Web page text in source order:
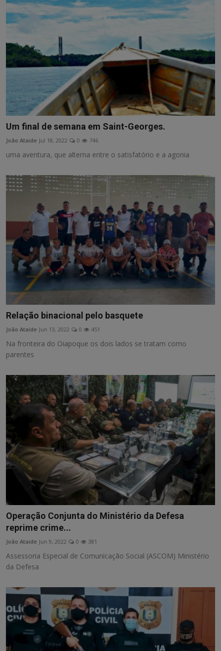
Um final de semana em Saint-Georges.
João Ataide Jul 18, 2022 0 746
uma aventura, que alterna entre o satisfatório e a agonia
Relação binacional pelo basquete
João Ataide Jun 13, 2022 0 451
Na fronteira do Oiapoque os dois lados se tratam como
parentes
Operação Conjunta do Ministério da Defesa
reprime crime...
João Ataide Jun 9, 2022 0 381
Assessoria Especial de Comunicação Social (ASCOM) Ministério
da Defesa